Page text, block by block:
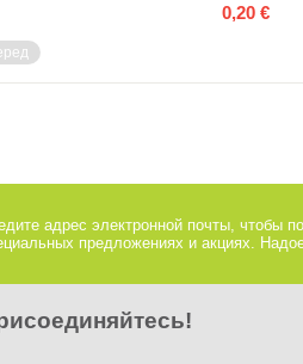
0,20 €
адрес электронной почты, чтобы
предложениях и акциях.